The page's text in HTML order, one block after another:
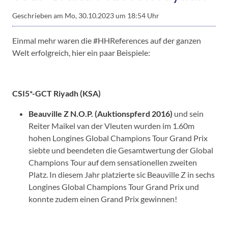
Geschrieben am Mo, 30.10.2023 um 18:54 Uhr
Einmal mehr waren die #HHReferences auf der ganzen
Welt erfolgreich, hier ein paar Beispiele:
CSI5*-GCT Riyadh (KSA)
Beauville Z N.O.P. (Auktionspferd 2016) und sein
Reiter Maikel van der Vleuten wurden im 1.60m
hohen Longines Global Champions Tour Grand Prix
siebte und beendeten die Gesamtwertung der Global
Champions Tour auf dem sensationellen zweiten
Platz. In diesem Jahr platzierte sic Beauville Z in sechs
Longines Global Champions Tour Grand Prix und
konnte zudem einen Grand Prix gewinnen!